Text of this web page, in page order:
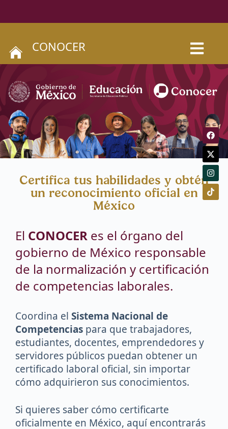
CONOCER
Certifica tus habilidades y obtén
un reconocimiento oficial en
México
El CONOCER es el órgano del
gobierno de México responsable
de la normalización y certificación
de competencias laborales.
Coordina el Sistema Nacional de
Competencias para que trabajadores,
estudiantes, docentes, emprendedores y
servidores públicos puedan obtener un
certificado laboral oficial, sin importar
cómo adquirieron sus conocimientos.
Si quieres saber cómo certificarte
oficialmente en México, aquí encontrarás